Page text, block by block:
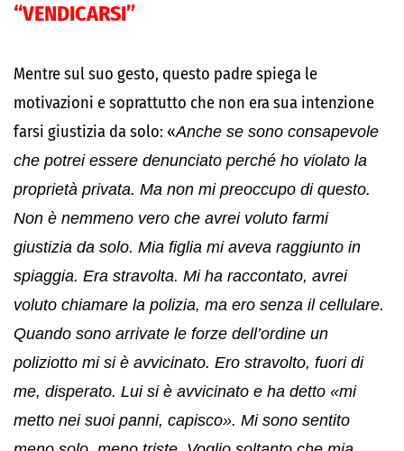
“VENDICARSI”
Mentre sul suo gesto, questo padre spiega le
motivazioni e soprattutto che non era sua intenzione
farsi giustizia da solo: «Anche se sono consapevole
che potrei essere denunciato perché ho violato la
proprietà privata. Ma non mi preoccupo di questo.
Non è nemmeno vero che avrei voluto farmi
giustizia da solo. Mia figlia mi aveva raggiunto in
spiaggia. Era stravolta. Mi ha raccontato, avrei
voluto chiamare la polizia, ma ero senza il cellulare.
Quando sono arrivate le forze dell’ordine un
poliziotto mi si è avvicinato. Ero stravolto, fuori di
me, disperato. Lui si è avvicinato e ha detto «mi
metto nei suoi panni, capisco». Mi sono sentito